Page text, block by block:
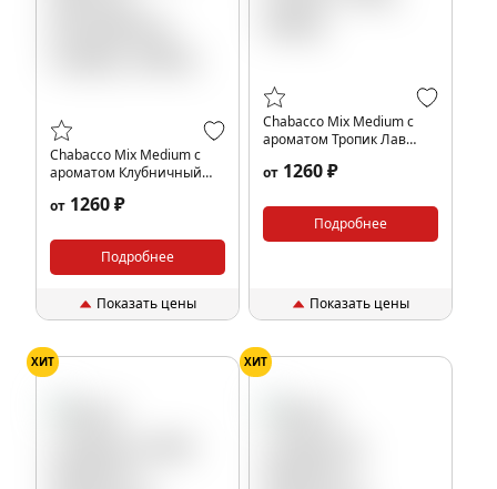
Chabacco Mix Medium с
ароматом Клубничный
mojito), 200гр.
от 1260 ₽
Подробнее
Показать цены
Chabacco Mix Medium с
ароматом Тропик Лав
от 1260 ₽
Подробнее
Показать цены
ХИТ ХИТ